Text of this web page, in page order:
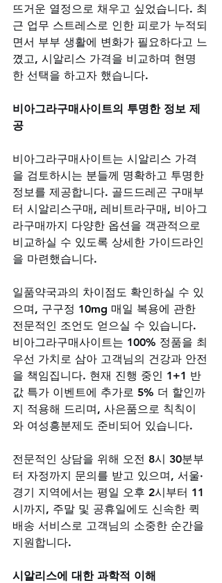
뜨거운 열정으로 채우고 싶었습니다. 최
근 업무 스트레스로 인한 피로가 누적되
면서 부부 생활에 변화가 필요하다고 느
꼈고, 시알리스 가격을 비교하며 현명
한 선택을 하고자 했습니다.
비아그라구매사이트의 투명한 정보 제
공
비아그라구매사이트는 시알리스 가격
을 검토하시는 분들께 명확하고 투명한
정보를 제공합니다. 골드드레곤 구매부
터 시알리스구매, 레비트라구매, 비아그
라구매까지 다양한 옵션을 객관적으로
비교하실 수 있도록 상세한 가이드라인
을 마련했습니다.
일품약국과의 차이점도 확인하실 수 있
으며, 구구정 10mg 매일 복용에 관한
전문적인 조언도 얻으실 수 있습니다.
비아그라구매사이트는 100% 정품을 최
우선 가치로 삼아 고객님의 건강과 안전
을 책임집니다. 현재 진행 중인 1+1 반
값 특가 이벤트에 추가로 5% 더 할인까
지 적용해 드리며, 사은품으로 칙칙이
와 여성흥분제도 준비되어 있습니다.
전문적인 상담을 위해 오전 8시 30분부
터 자정까지 문의를 받고 있으며, 서울·
경기 지역에서는 평일 오후 2시부터 11
시까지, 주말 및 공휴일에도 신속한 퀵
배송 서비스로 고객님의 소중한 순간을
지원합니다.
시알리스에 대한 과학적 이해